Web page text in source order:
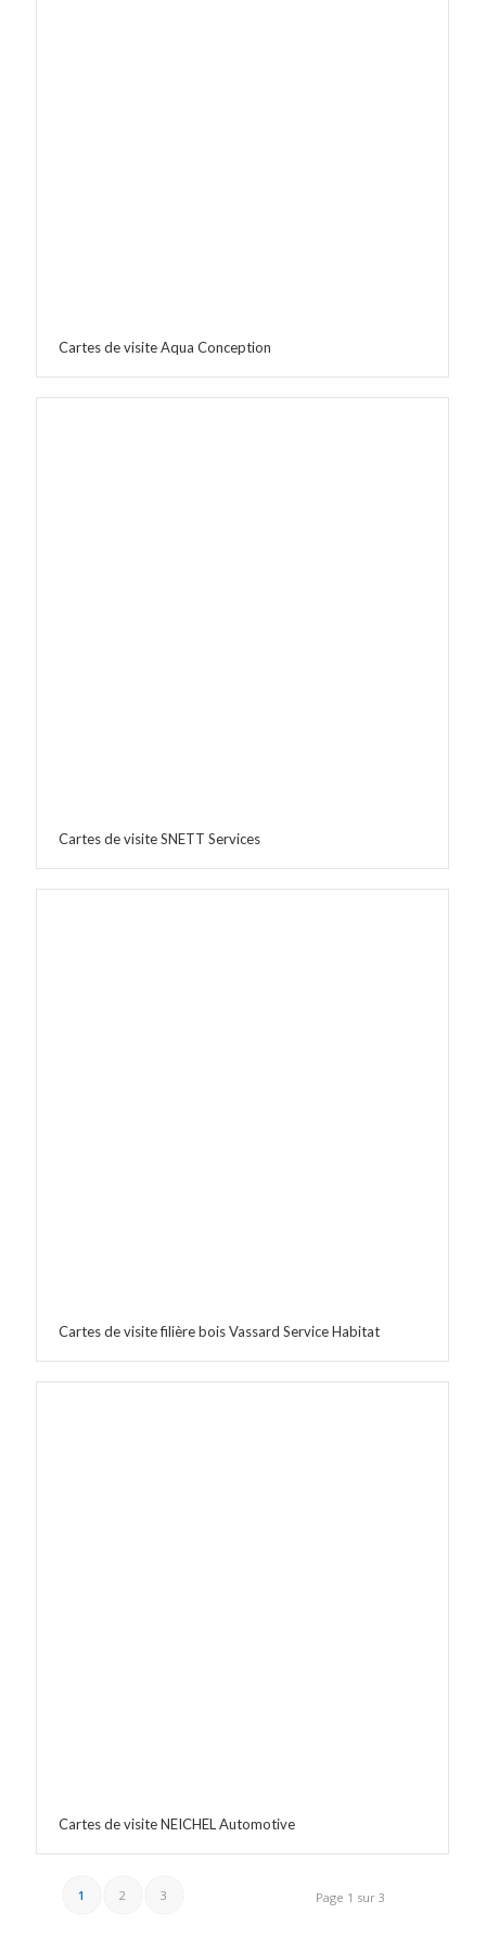
Cartes de visite Aqua Conception
Cartes de visite SNETT Services
Cartes de visite filière bois Vassard Service Habitat
Cartes de visite NEICHEL Automotive
Page 1 sur 3
1 2 3